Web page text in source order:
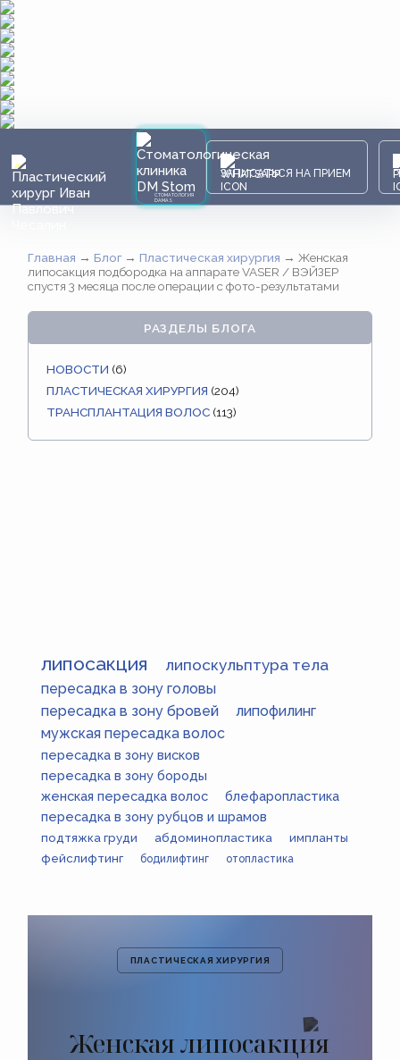
СТОМАТОЛОГИЯ
DAMAS
ЗАПИСАТЬСЯ НА ПРИЕМ
Главная →Блог →Пластическая хирургия →Женская
липосакция подбородка на аппарате VASER / ВЭЙЗЕР
спустя 3 месяца после операции с фото-результатами
ПЛАСТИЧЕСКАЯ ХИРУРГИЯ
Женская липосакция
РАЗДЕЛЫ БЛОГА
НОВОСТИ (6)
ПЛАСТИЧЕСКАЯ ХИРУРГИЯ (204)
ТРАНСПЛАНТАЦИЯ ВОЛОС (113)
липосакция липоскульптура тела
пересадка в зону головы
пересадка в зону бровей
липофилинг
мужская пересадка волос
пересадка в зону висков
пересадка в зону бороды
женская пересадка волос
блефаропластика
пересадка в зону рубцов и шрамов
подтяжка груди абдоминопластика
импланты
фейслифтинг
бодилифтинг отопластика